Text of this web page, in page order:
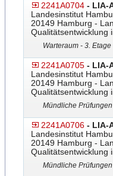
2241A0704 - LIA-
Landesinstitut
20149 Hamburg -
Qualitätsentwicklung
Warteraum - 3. Etage
2241A0705 - LIA-
Landesinstitut
20149 Hamburg -
Qualitätsentwicklung
Mündliche
2241A0706 - LIA-
Landesinstitut
20149 Hamburg -
Qualitätsentwicklung
Mündliche